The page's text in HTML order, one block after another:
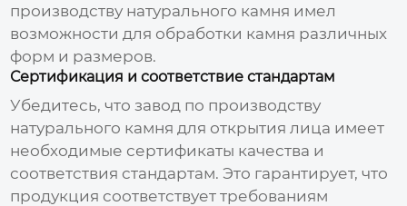
производству натурального камня имел
возможности для обработки камня различных
форм и размеров.
Сертификация и соответствие стандартам
Убедитесь, чтозавод по производству
натурального камня для открытия лица имеет
необходимые сертификаты качества и
соответствия стандартам. Это гарантирует, что
продукция соответствует требованиям